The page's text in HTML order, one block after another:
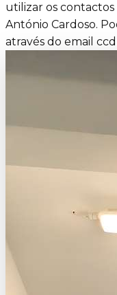
utilizar os contactos
António Cardoso.
através do email